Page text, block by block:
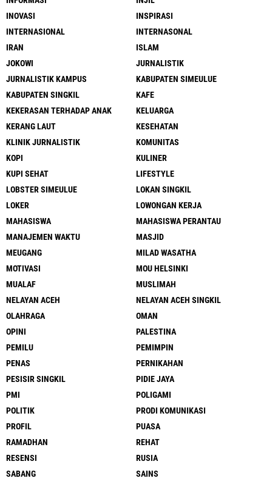
INOVASI
INSPIRASI
INTERNASIONAL
INTERNASONAL
IRAN
ISLAM
JOKOWI
JURNALISTIK
JURNALISTIK KAMPUS
KABUPATEN SIMEULUE
KABUPATEN SINGKIL
KAFE
KEKERASAN TERHADAP ANAK
KELUARGA
KERANG LAUT
KESEHATAN
KLINIK JURNALISTIK
KOMUNITAS
KOPI
KULINER
KUPI SEHAT
LIFESTYLE
LOBSTER SIMEULUE
LOKAN SINGKIL
LOKER
LOWONGAN KERJA
MAHASISWA
MAHASISWA PERANTAU
MANAJEMEN WAKTU
MASJID
MEUGANG
MILAD WASATHA
MOTIVASI
MOU HELSINKI
MUALAF
MUSLIMAH
NELAYAN ACEH
NELAYAN ACEH SINGKIL
OLAHRAGA
OMAN
OPINI
PALESTINA
PEMILU
PEMIMPIN
PENAS
PERNIKAHAN
PESISIR SINGKIL
PIDIE JAYA
PMI
POLIGAMI
POLITIK
PRODI KOMUNIKASI
PROFIL
PUASA
RAMADHAN
REHAT
RESENSI
RUSIA
SABANG
SAINS